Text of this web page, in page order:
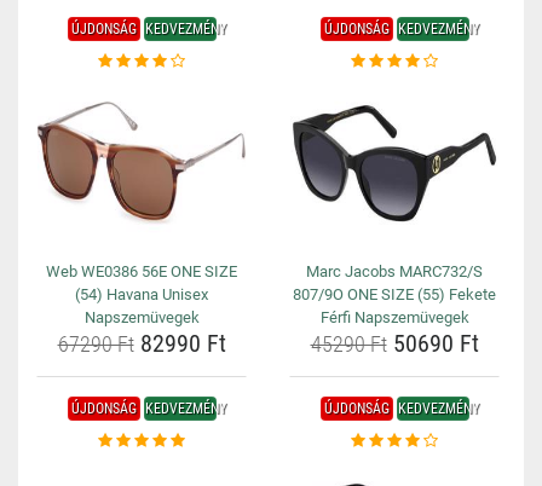
ÚJDONSÁG KEDVEZMÉNY
Web WE0386 56E ONE SIZE
(54) Havana Unisex
Napszemüvegek
67290 Ft82990 Ft
ÚJDONSÁG KEDVEZMÉNY
Marc Jacobs MARC732/S
807/9O ONE SIZE (55) Fekete
Férfi Napszemüvegek
45290 Ft50690 Ft
ÚJDONSÁG KEDVEZMÉNY ÚJDONSÁG KEDVEZMÉNY